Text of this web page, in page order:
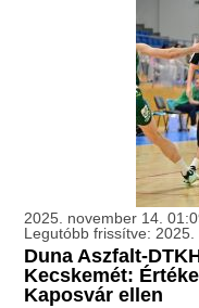
2025. november 14.
Legutóbb frissítve:
Duna Aszfalt-
Kecskemét:
Kaposvár ellen